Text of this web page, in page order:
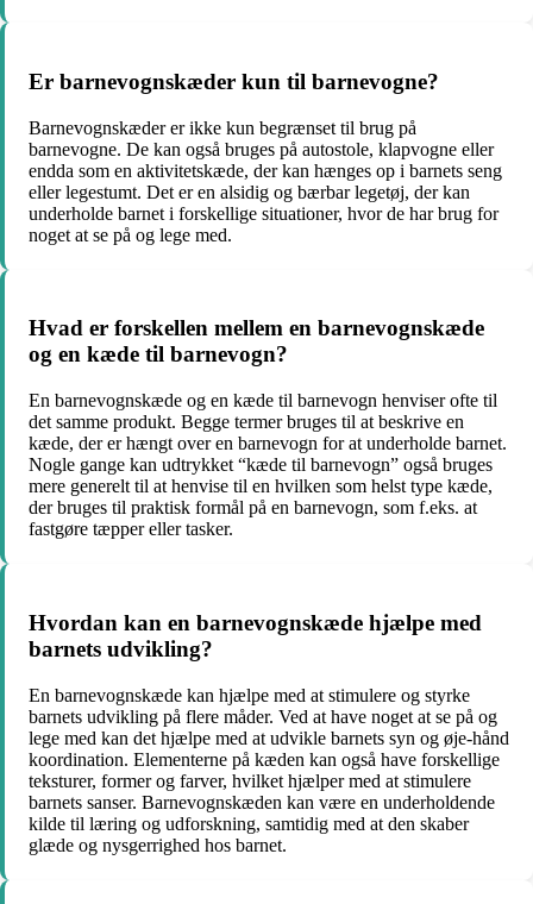
Er barnevognskæder kun til barnevogne?
Barnevognskæder er ikke kun begrænset til brug på
barnevogne. De kan også bruges på autostole, klapvogne eller
endda som en aktivitetskæde, der kan hænges op i barnets seng
eller legestumt. Det er en alsidig og bærbar legetøj, der kan
underholde barnet i forskellige situationer, hvor de har brug for
noget at se på og lege med.
Hvad er forskellen mellem en barnevognskæde
og en kæde til barnevogn?
En barnevognskæde og en kæde til barnevogn henviser ofte til
det samme produkt. Begge termer bruges til at beskrive en
kæde, der er hængt over en barnevogn for at underholde barnet.
Nogle gange kan udtrykket “kæde til barnevogn” også bruges
mere generelt til at henvise til en hvilken som helst type kæde,
der bruges til praktisk formål på en barnevogn, som f.eks. at
fastgøre tæpper eller tasker.
Hvordan kan en barnevognskæde hjælpe med
barnets udvikling?
En barnevognskæde kan hjælpe med at stimulere og styrke
barnets udvikling på flere måder. Ved at have noget at se på og
lege med kan det hjælpe med at udvikle barnets syn og øje-hånd
koordination. Elementerne på kæden kan også have forskellige
teksturer, former og farver, hvilket hjælper med at stimulere
barnets sanser. Barnevognskæden kan være en underholdende
kilde til læring og udforskning, samtidig med at den skaber
glæde og nysgerrighed hos barnet.